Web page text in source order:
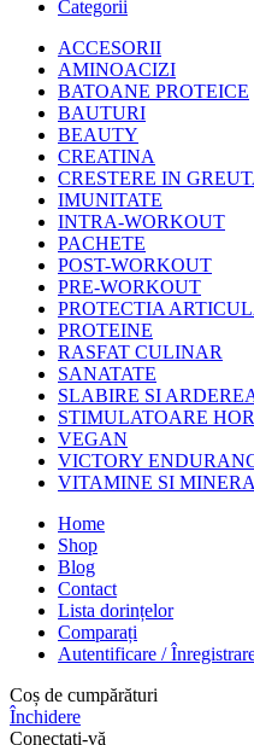
Categorii
ACCESORII
AMINOACIZI
BATOANE PROTEICE
BAUTURI
BEAUTY
CREATINA
CRESTERE IN
IMUNITATE
INTRA-WORKOUT
PACHETE
POST-WORKOUT
PRE-WORKOUT
PROTECTIA
PROTEINE
RASFAT CULINAR
SANATATE
SLABIRE SI
STIMULATOARE
VEGAN
VICTORY
VITAMINE SI
Home
Shop
Blog
Contact
Lista dorințelor
Comparați
Autentificare /
Coș de cumpărături
Închidere
Conectați-vă